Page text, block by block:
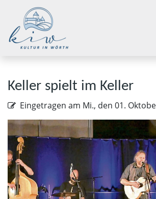
Keller spielt im Keller
Eingetragen am Mi., den 01.